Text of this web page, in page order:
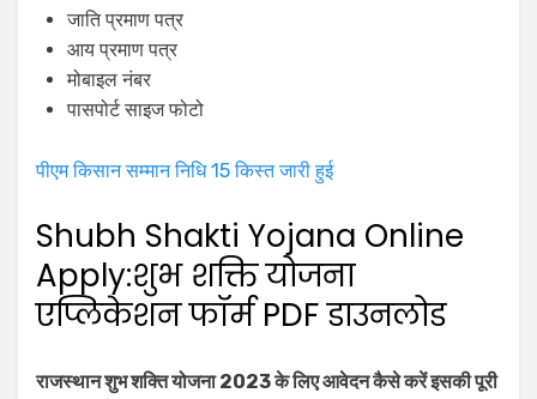
जाति प्रमाण पत्र
आय प्रमाण पत्र
मोबाइल नंबर
पासपोर्ट साइज फोटो
पीएम किसान सम्मान निधि 15 किस्त जारी हुई
Shubh Shakti Yojana Online
Apply:शुभ शक्ति योजना
एप्लिकेशन फॉर्म PDF डाउनलोड
राजस्थान शुभ शक्ति योजना 2023 के लिए आवेदन कैसे करें इसकी पूरी